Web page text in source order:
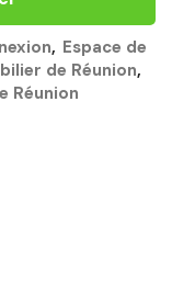
, Espace de
de Réunion,
Réunion